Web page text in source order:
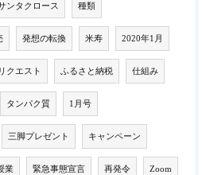
ンタクロース 種類
発想の転換 米寿 2020年1月
リクエスト ふるさと納税 仕組み
タンパク質 1月号
三脚プレゼント キャンペーン
業 緊急事態宣言 再発令 Zoom